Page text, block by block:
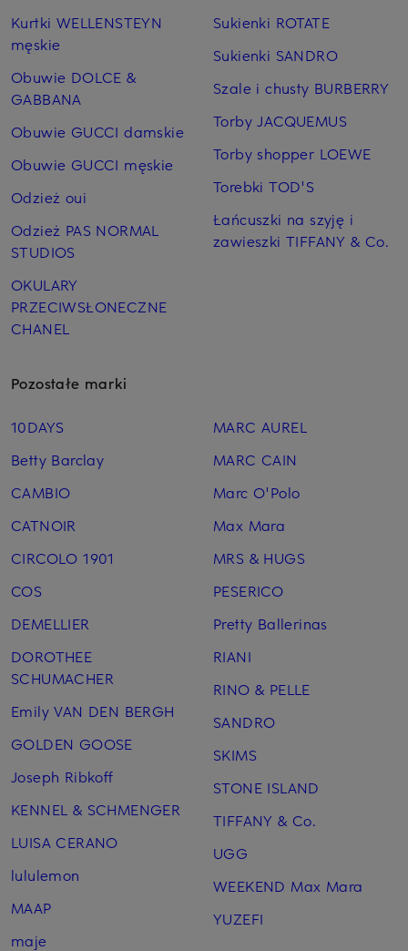
Kurtki WELLENSTEYN
męskie
Obuwie DOLCE &
GABBANA
Obuwie GUCCI damskie
Obuwie GUCCI męskie
Odzież oui
Odzież PAS NORMAL
STUDIOS
OKULARY
PRZECIWSŁONECZNE
CHANEL
Sukienki ROTATE
Sukienki SANDRO
Szale i chusty BURBERRY
Torby JACQUEMUS
Torby shopper LOEWE
Torebki TOD'S
Łańcuszki na szyję i
zawieszki TIFFANY & Co.
Pozostałe marki
10DAYS
Betty Barclay
CAMBIO
CATNOIR
CIRCOLO 1901
COS
DEMELLIER
DOROTHEE
SCHUMACHER
Emily VAN DEN BERGH
GOLDEN GOOSE
Joseph Ribkoff
KENNEL & SCHMENGER
LUISA CERANO
lululemon
MAAP
maje
MARC AUREL
MARC CAIN
Marc O'Polo
Max Mara
MRS & HUGS
PESERICO
Pretty Ballerinas
RIANI
RINO & PELLE
SANDRO
SKIMS
STONE ISLAND
TIFFANY & Co.
UGG
WEEKEND Max Mara
YUZEFI